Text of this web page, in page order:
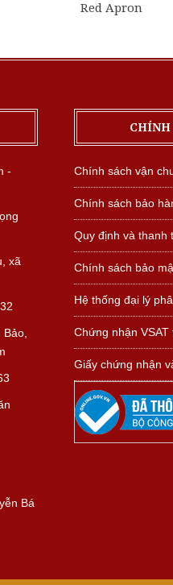
Red Apron
-
xã
Bảo,
Bá
CHÍNH
Chính sách vận
Chính sách bảo
Quy định và thanh
Chính sách bảo
Hệ thống đại lý
Chứng nhận VSAT
Giấy chứng nhận